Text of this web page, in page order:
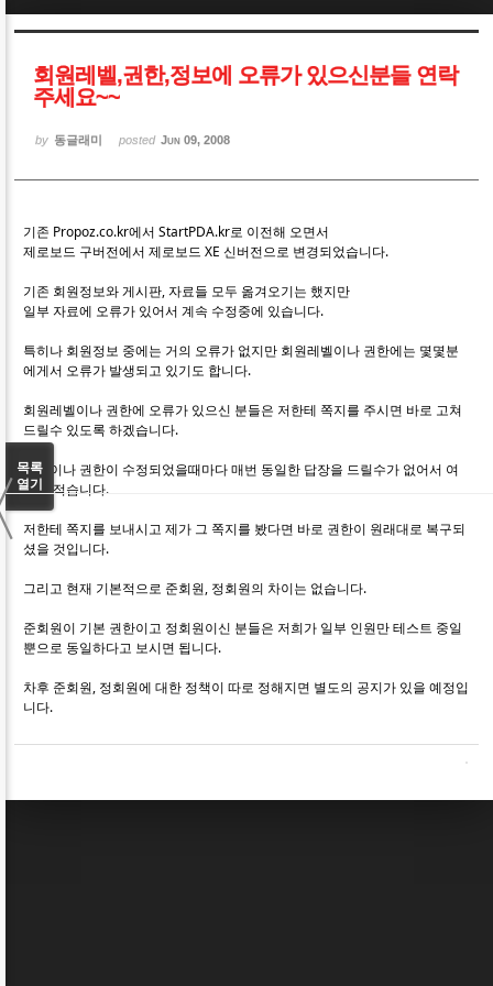
회원레벨,권한,정보에 오류가 있으신분들 연락
주세요~~
by 동글래미 posted Jun 09, 2008
기존 Propoz.co.kr에서 StartPDA.kr로 이전해 오면서
제로보드 구버전에서 제로보드 XE 신버전으로 변경되었습니다.
기존 회원정보와 게시판, 자료들 모두 옮겨오기는 했지만
일부 자료에 오류가 있어서 계속 수정중에 있습니다.
특히나 회원정보 중에는 거의 오류가 없지만 회원레벨이나 권한에는 몇몇분
에게서 오류가 발생되고 있기도 합니다.
회원레벨이나 권한에 오류가 있으신 분들은 저한테 쪽지를 주시면 바로 고쳐
드릴수 있도록 하겠습니다.
레벨이나 권한이 수정되었을때마다 매번 동일한 답장을 드릴수가 없어서 여
기에 적습니다.
저한테 쪽지를 보내시고 제가 그 쪽지를 봤다면 바로 권한이 원래대로 복구되
셨을 것입니다.
그리고 현재 기본적으로 준회원, 정회원의 차이는 없습니다.
준회원이 기본 권한이고 정회원이신 분들은 저희가 일부 인원만 테스트 중일
뿐으로 동일하다고 보시면 됩니다.
차후 준회원, 정회원에 대한 정책이 따로 정해지면 별도의 공지가 있을 예정입
니다.
목록
열기
Sketchbook5, 스케치북5
Sketchbook5, 스케치북5
Sketchbook5, 스케치북5
Sketchbook5, 스케치북5